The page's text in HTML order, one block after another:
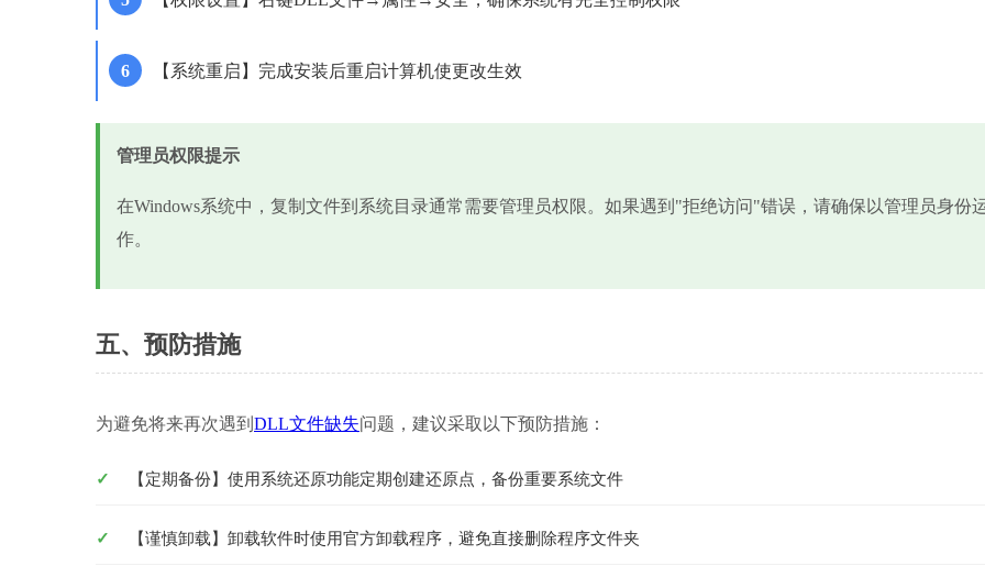
【系统重启】完成安装后重启计算机使更改生效
管理员权限提示
在Windows系统中，复制文件到系统目录通常需要管理员权限。如果遇到"拒绝访问"错误，请确保以管理员身份
作。
五、预防措施
为避免将来再次遇到 DLL文件缺失问题，建议采取以下预防措施：
【定期备份】使用系统还原功能定期创建还原点，备份重要系统文件
【谨慎卸载】卸载软件时使用官方卸载程序，避免直接删除程序文件夹